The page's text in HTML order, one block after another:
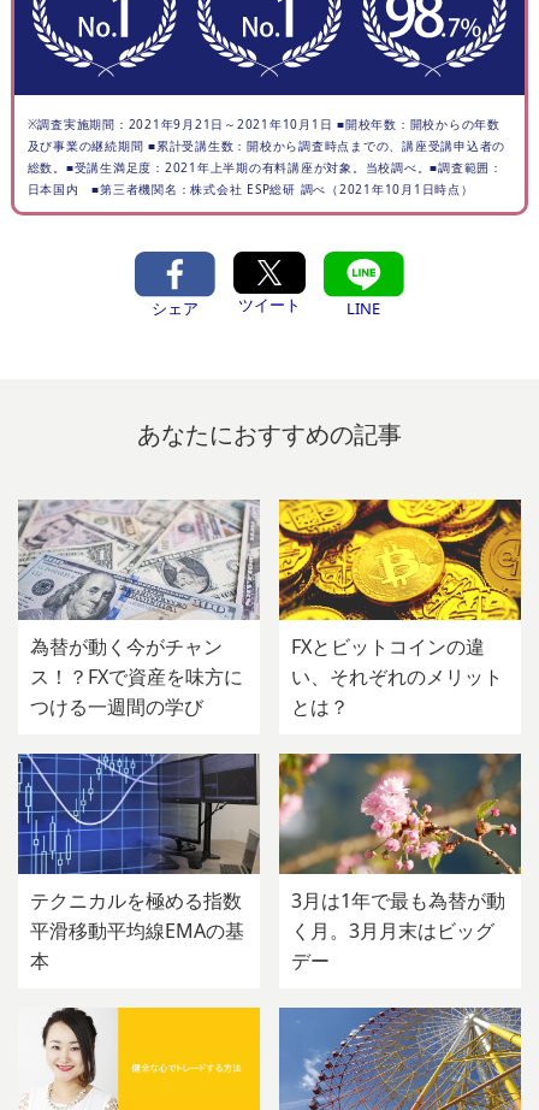
※調査実施期間：2021年9月21日～2021年10月1日 ■開校年数：開校からの年数
及び事業の継続期間 ■累計受講生数：開校から調査時点までの、講座受講申込者の
総数。■受講生満足度：2021年上半期の有料講座が対象。当校調べ。■調査範囲：
日本国内 ■第三者機関名：株式会社 ESP総研 調べ（2021年10月1日時点）
シェア ツイート LINE
あなたにおすすめの記事
為替が動く今がチャン
ス！？FXで資産を味方に
つける一週間の学び
FXとビットコインの違
い、それぞれのメリット
とは？
テクニカルを極める指数
平滑移動平均線EMAの基
本
3月は1年で最も為替が動
く月。3月月末はビッグ
デー